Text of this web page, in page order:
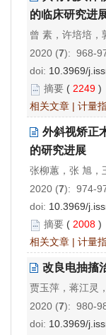
的临床研究进
曾 素，许培培，
2020 (7): 968-
doi: 10.3969/
摘要 ( 2249 )
相关文章 | 计量
外斜视矫正
的研究进展
张柳蕙，张 旭，
2020 (7): 974-
doi: 10.3969/
摘要 ( 2008 )
相关文章 | 计量
改良电抽搐
贾玉萍，蒋江灵
2020 (7): 980-
doi: 10.3969/